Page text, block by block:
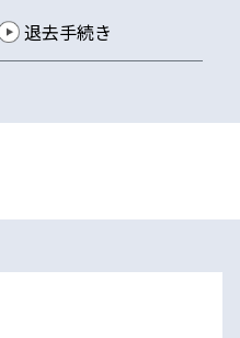
退去手続き